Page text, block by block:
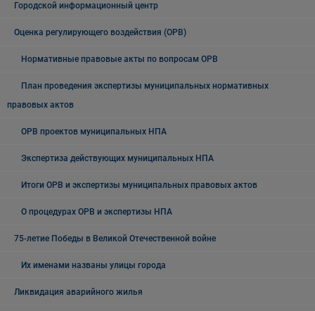
Городской информационный центр
Оценка регулирующего воздействия (ОРВ)
Нормативные правовые акты по вопросам ОРВ
План проведения экспертизы муниципальных нормативных
правовых актов
ОРВ проектов муниципальных НПА
Экспертиза действующих муниципальных НПА
Итоги ОРВ и экспертизы муниципальных правовых актов
О процедурах ОРВ и экспертизы НПА
75-летие Победы в Великой Отечественной войне
Их именами названы улицы города
Ликвидация аварийного жилья